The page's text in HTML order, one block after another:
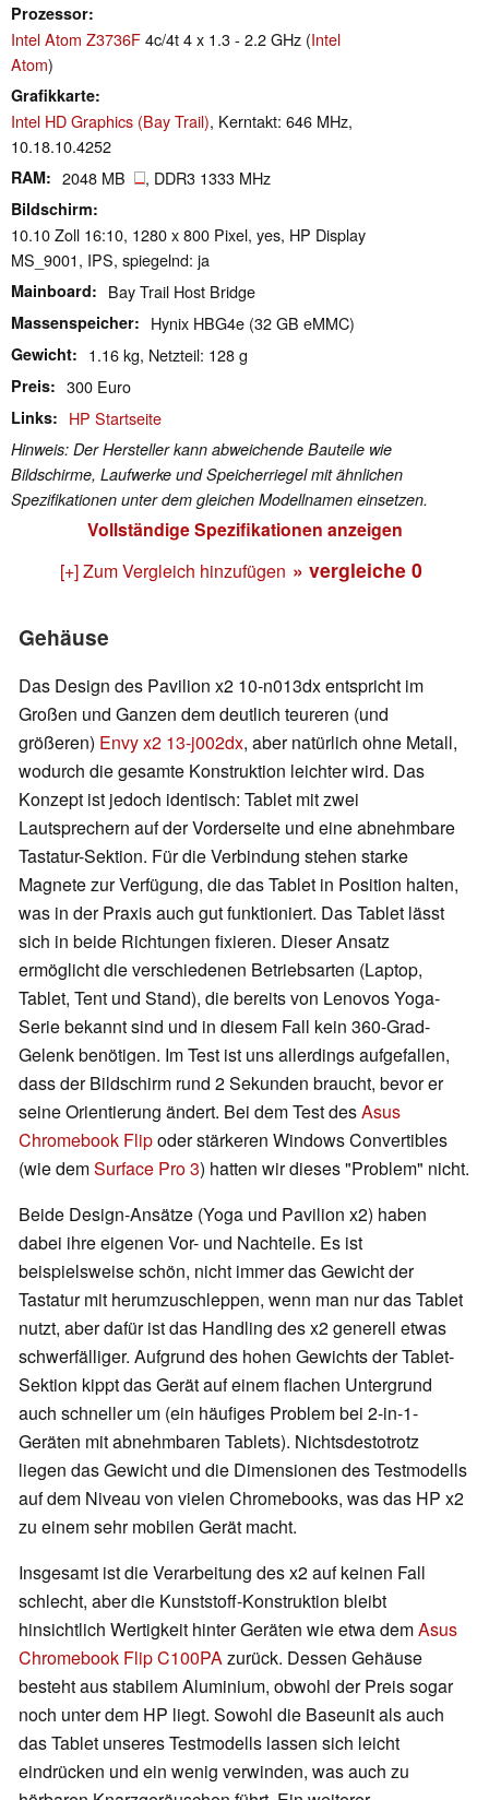
Prozessor
Intel Atom Z3736F4c/4t 4 x 1.3 - 2.2 GHz (Intel
Atom)
Grafikkarte
Intel HD Graphics (Bay Trail), Kerntakt: 646 MHz,
10.18.10.4252
RAM 2048 MB , DDR3 1333 MHz
Bildschirm
10.10 Zoll 16:10, 1280 x 800 Pixel, yes, HP Display
MS_9001, IPS, spiegelnd: ja
Mainboard Bay Trail Host Bridge
Massenspeicher Hynix HBG4e (32 GB eMMC)
Gewicht 1.16 kg, Netzteil: 128 g
Preis 300 Euro
Links HP Startseite
Hinweis: Der Hersteller kann abweichende Bauteile wie
Bildschirme, Laufwerke und Speicherriegel mit ähnlichen
Spezifikationen unter dem gleichen Modellnamen einsetzen.
Vollständige Spezifikationen anzeigen
[+] Zum Vergleich hinzufügen » vergleiche 0
Gehäuse
Das Design des Pavilion x2 10-n013dx entspricht im
Großen und Ganzen dem deutlich teureren (und
größeren) Envy x2 13-j002dx, aber natürlich ohne Metall,
wodurch die gesamte Konstruktion leichter wird. Das
Konzept ist jedoch identisch: Tablet mit zwei
Lautsprechern auf der Vorderseite und eine abnehmbare
Tastatur-Sektion. Für die Verbindung stehen starke
Magnete zur Verfügung, die das Tablet in Position halten,
was in der Praxis auch gut funktioniert. Das Tablet lässt
sich in beide Richtungen fixieren. Dieser Ansatz
ermöglicht die verschiedenen Betriebsarten (Laptop,
Tablet, Tent und Stand), die bereits von Lenovos Yoga-
Serie bekannt sind und in diesem Fall kein 360-Grad-
Gelenk benötigen. Im Test ist uns allerdings aufgefallen,
dass der Bildschirm rund 2 Sekunden braucht, bevor er
seine Orientierung ändert. Bei dem Test desAsus
Chromebook Flipoder stärkeren Windows Convertibles
(wie demSurface Pro 3) hatten wir dieses "Problem" nicht.
Beide Design-Ansätze (Yoga und Pavilion x2) haben
dabei ihre eigenen Vor- und Nachteile. Es ist
beispielsweise schön, nicht immer das Gewicht der
Tastatur mit herumzuschleppen, wenn man nur das Tablet
nutzt, aber dafür ist das Handling des x2 generell etwas
schwerfälliger. Aufgrund des hohen Gewichts der Tablet-
Sektion kippt das Gerät auf einem flachen Untergrund
auch schneller um (ein häufiges Problem bei 2-in-1-
Geräten mit abnehmbaren Tablets). Nichtsdestotrotz
liegen das Gewicht und die Dimensionen des Testmodells
auf dem Niveau von vielen Chromebooks, was das HP x2
zu einem sehr mobilen Gerät macht.
Insgesamt ist die Verarbeitung des x2 auf keinen Fall
schlecht, aber die Kunststoff-Konstruktion bleibt
hinsichtlich Wertigkeit hinter Geräten wie etwa demAsus
Chromebook Flip C100PAzurück. Dessen Gehäuse
besteht aus stabilem Aluminium, obwohl der Preis sogar
noch unter dem HP liegt. Sowohl die Baseunit als auch
das Tablet unseres Testmodells lassen sich leicht
eindrücken und ein wenig verwinden, was auch zu